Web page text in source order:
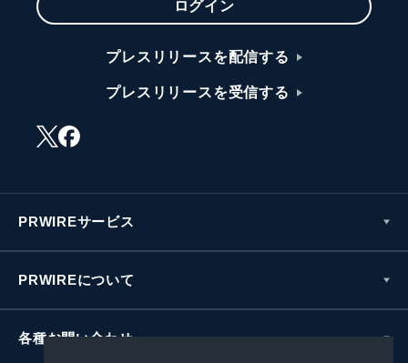
ログイン
プレスリリースを配信する
プレスリリースを受信する
PRWIREサービス
PRWIREについて
各種お問い合わせ